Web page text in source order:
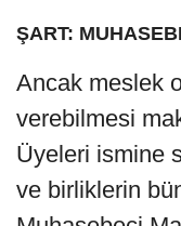
ŞART:
Ancak meslek
verebilmesi
Üyeleri ismine
ve birliklerin